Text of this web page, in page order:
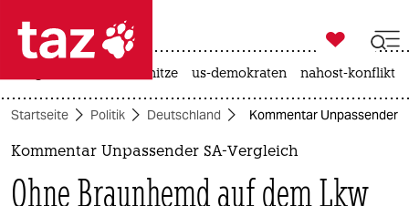
 taz zahl ich
taz zahl ich

taz zahl ich
hitze us-demokraten nahost-konflikt
Startseite Politik Deutschland Kommentar Unpassender
Kommentar Unpassender SA-Vergleich
Ohne Braunhemd auf dem Lkw